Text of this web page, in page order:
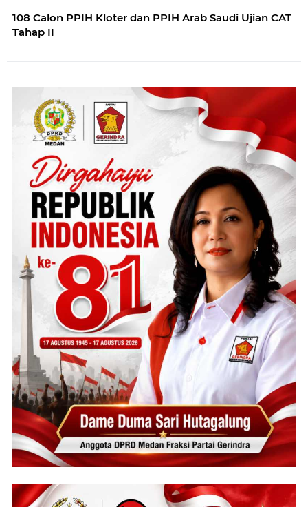
108 Calon PPIH Kloter dan PPIH Arab Saudi Ujian CAT
Tahap II